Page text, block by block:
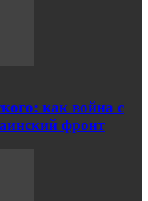
как война с
фронт